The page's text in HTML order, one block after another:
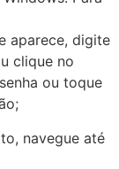
aparece, digite
clique no
ou toque
navegue até